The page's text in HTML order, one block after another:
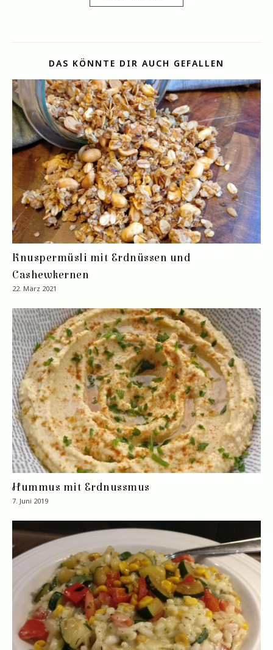
DAS KÖNNTE DIR AUCH GEFALLEN
Knuspermüsli mit Erdnüssen und
Cashewkernen
22. März 2021
Hummus mit Erdnussmus
7. Juni 2019